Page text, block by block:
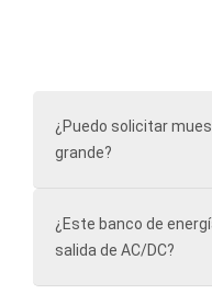
¿Puedo solicitar
grande?
¿Este banco de
salida de AC/DC?